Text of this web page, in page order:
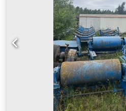
Maksimālais plākšņu garums:
platums: 800 mm Maksimālais
Maksimālā padeves ātrums: 80
Vadības sistēma:
30 kW APRĪKOJUMS Codpfx
Ierīce tiek pārdota un piegādāta
atrodas, ņemot vērā
tehniskos/komerciālos
vispārīgu aprakstu (“tā, kā
tiesības pārbaudīt preci pirms